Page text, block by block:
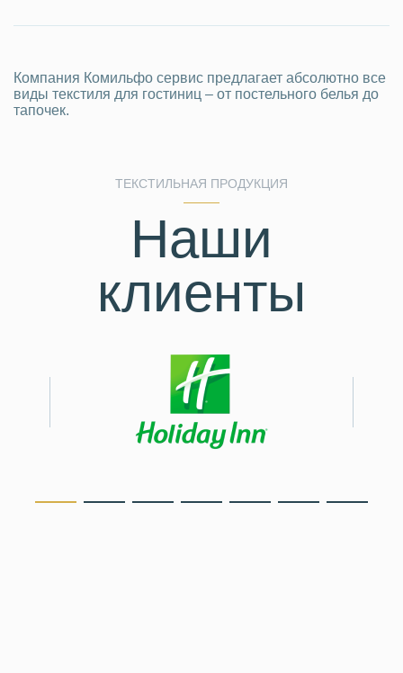
Компания Комильфо сервис предлагает абсолютно все
виды текстиля для гостиниц – от постельного белья до
тапочек.
ТЕКСТИЛЬНАЯ ПРОДУКЦИЯ
Наши
клиенты